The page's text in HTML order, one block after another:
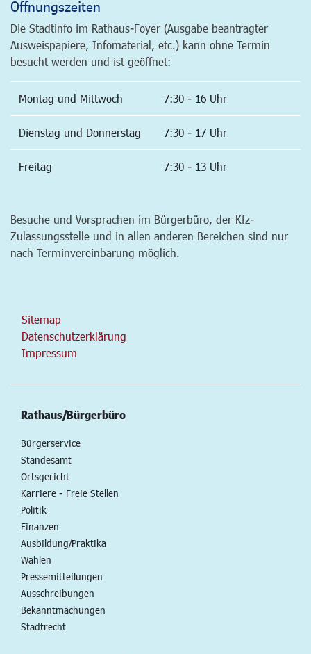
Öffnungszeiten
Die Stadtinfo im Rathaus-Foyer (Ausgabe beantragter
Ausweispapiere, Infomaterial, etc.) kann ohne Termin
besucht werden und ist geöffnet:
Montag und Mittwoch 7:30 - 16 Uhr
Dienstag und Donnerstag 7:30 - 17 Uhr
Freitag 7:30 - 13 Uhr
Besuche und Vorsprachen im Bürgerbüro, der Kfz-
Zulassungsstelle und in allen anderen Bereichen sind nur
nach Terminvereinbarung möglich.
Sitemap
Datenschutzerklärung
Impressum
Rathaus/Bürgerbüro
Bürgerservice
Standesamt
Ortsgericht
Karriere - Freie Stellen
Politik
Finanzen
Ausbildung/Praktika
Wahlen
Pressemitteilungen
Ausschreibungen
Bekanntmachungen
Stadtrecht